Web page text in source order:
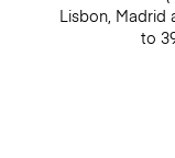
Lisbon, Madrid
to